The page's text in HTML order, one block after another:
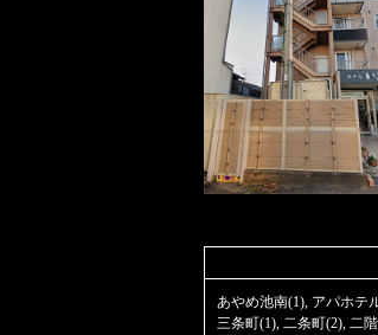
あやめ池南(1), アパホテ
三条町(1), 二条町(2), 二